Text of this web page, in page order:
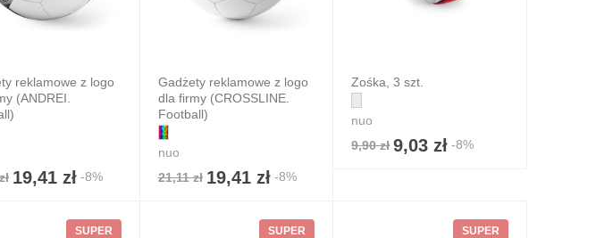
reklamowe z logo
(ANDREI.
19,41 zł -8%
Gadżety reklamowe z logo
dla firmy (CROSSLINE.
Football)
nuo
21,11 zł 19,41 zł-8%
Zośka, 3 szt.
nuo
9,90 zł 9,03 zł -8%
SUPER SUPER SUPER